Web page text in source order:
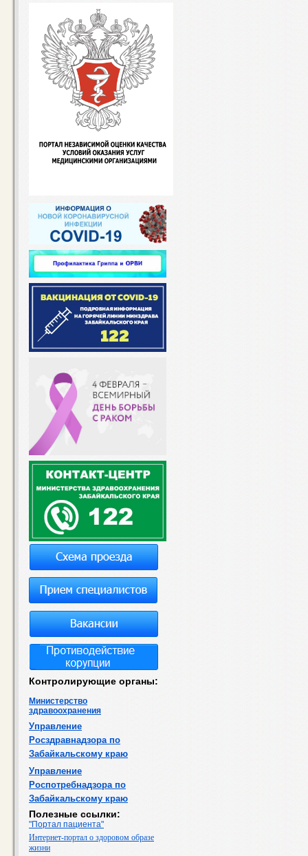
Контролирующие органы:
Министерство
здравоохранения
Управление
Росздравнадзора по
Забайкальскому краю
Управление
Роспотребнадзора по
Забайкальскому краю
Полезные ссылки:
"Портал пациента"
Интернет-портал о здоровом образе
жизни